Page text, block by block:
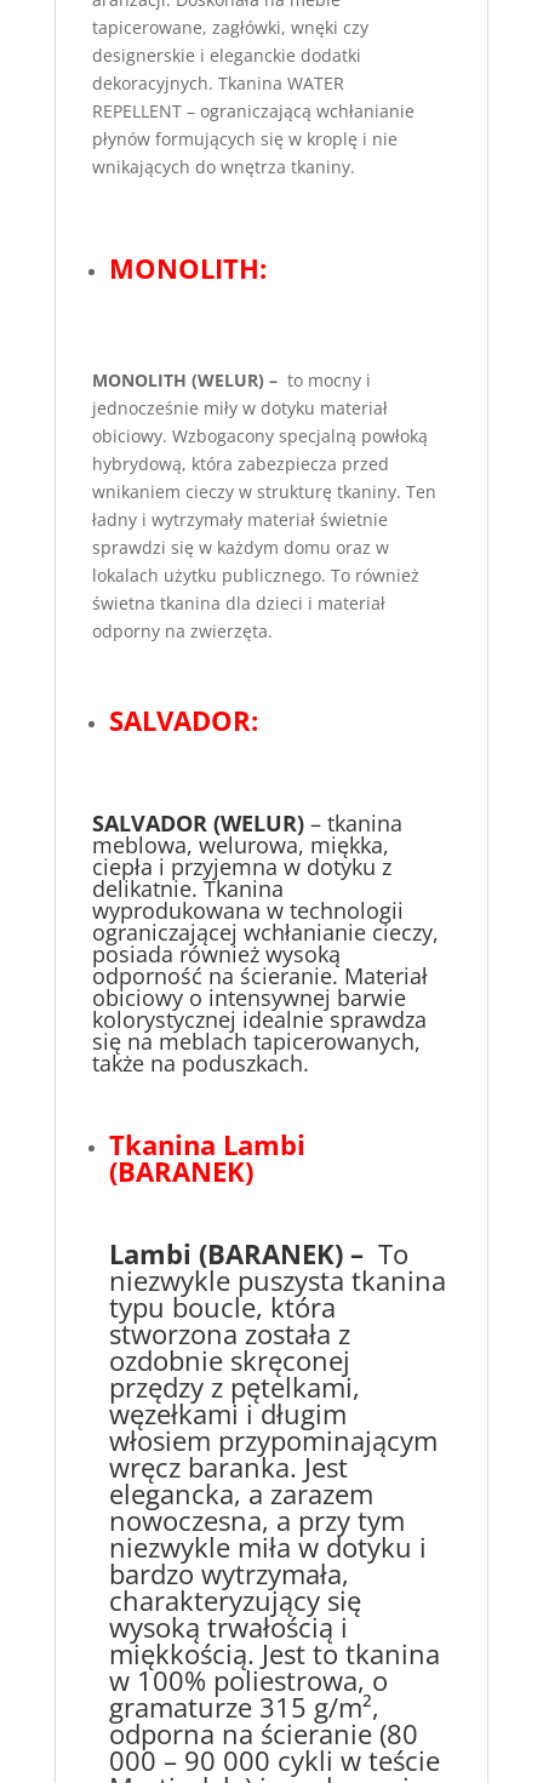
tapicerowane, zagłówki, wnęki czy
designerskie i eleganckie dodatki
dekoracyjnych. Tkanina WATER
REPELLENT – ograniczającą wchłanianie
płynów formujących się w kroplę i nie
wnikających do wnętrza tkaniny.
MONOLITH:
MONOLITH (WELUR) – to mocny i
jednocześnie miły w dotyku materiał
obiciowy. Wzbogacony specjalną powłoką
hybrydową, która zabezpiecza przed
wnikaniem cieczy w strukturę tkaniny. Ten
ładny i wytrzymały materiał świetnie
sprawdzi się w każdym domu oraz w
lokalach użytku publicznego. To również
świetna tkanina dla dzieci i materiał
odporny na zwierzęta.
SALVADOR:
SALVADOR (WELUR)– tkanina
meblowa, welurowa, miękka,
ciepła i przyjemna w dotyku z
delikatnie. Tkanina
wyprodukowana w technologii
ograniczającej wchłanianie cieczy,
posiada również wysoką
odporność na ścieranie. Materiał
obiciowy o intensywnej barwie
kolorystycznej idealnie sprawdza
się na meblach tapicerowanych,
także na poduszkach.
Tkanina Lambi
(BARANEK)
Lambi (BARANEK) –To
niezwykle puszysta tkanina
typu boucle, która
stworzona została z
ozdobnie skręconej
przędzy z pętelkami,
węzełkami i długim
włosiem przypominającym
wręcz baranka. Jest
elegancka, a zarazem
nowoczesna, a przy tym
niezwykle miła w dotyku i
bardzo wytrzymała,
charakteryzujący się
wysoką trwałością i
miękkością. Jest to tkanina
w 100% poliestrowa, o
gramaturze 315 g/m²,
odporna na ścieranie (80
000 – 90 000 cykli w teście